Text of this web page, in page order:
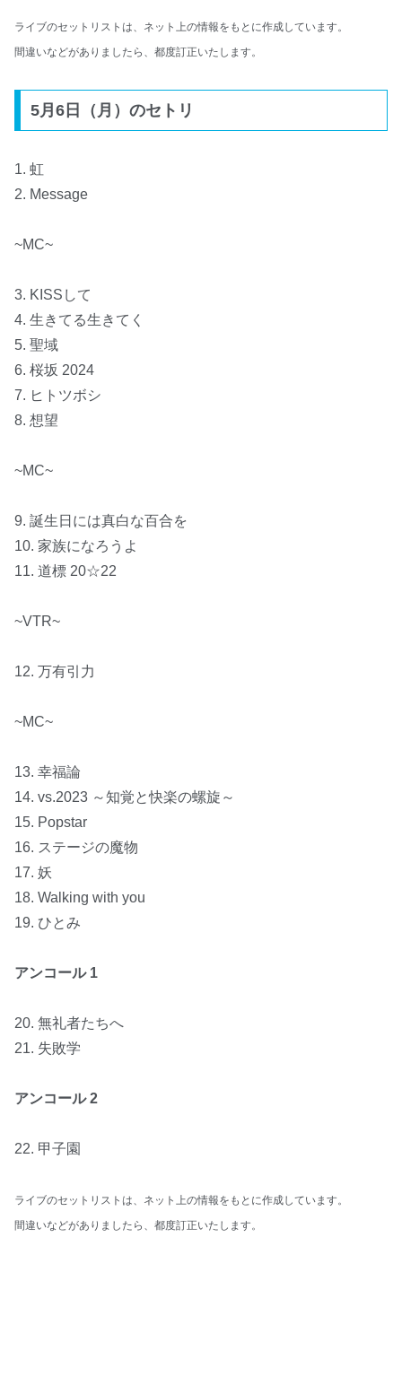
ライブのセットリストは、ネット上の情報をもとに作成しています。
間違いなどがありましたら、都度訂正いたします。
5月6日（月）のセトリ
1. 虹
2. Message
~MC~
3. KISSして
4. 生きてる生きてく
5. 聖域
6. 桜坂 2024
7. ヒトツボシ
8. 想望
~MC~
9. 誕生日には真白な百合を
10. 家族になろうよ
11. 道標 20☆22
~VTR~
12. 万有引力
~MC~
13. 幸福論
14. vs.2023 ～知覚と快楽の螺旋～
15. Popstar
16. ステージの魔物
17. 妖
18. Walking with you
19. ひとみ
アンコール 1
20. 無礼者たちへ
21. 失敗学
アンコール 2
22. 甲子園
ライブのセットリストは、ネット上の情報をもとに作成しています。
間違いなどがありましたら、都度訂正いたします。